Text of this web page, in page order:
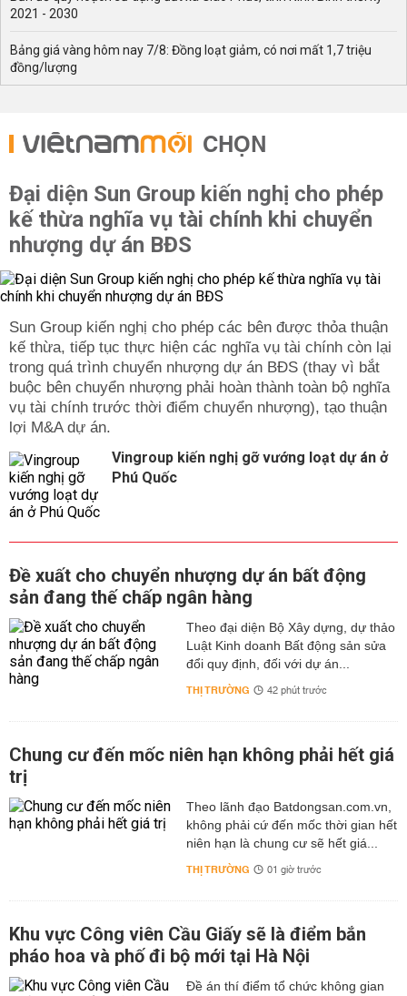
2021 - 2030
Bảng giá vàng hôm nay 7/8: Đồng loạt giảm, có nơi mất 1,7 triệu
đồng/lượng
CHỌN
Đại diện Sun Group kiến nghị cho phép
kế thừa nghĩa vụ tài chính khi chuyển
nhượng dự án BĐS
Sun Group kiến nghị cho phép các bên được thỏa thuận
kế thừa, tiếp tục thực hiện các nghĩa vụ tài chính còn lại
trong quá trình chuyển nhượng dự án BĐS (thay vì bắt
buộc bên chuyển nhượng phải hoàn thành toàn bộ nghĩa
vụ tài chính trước thời điểm chuyển nhượng), tạo thuận
lợi M&A dự án.
Vingroup kiến nghị gỡ vướng loạt dự án ở
Phú Quốc
Đề xuất cho chuyển nhượng dự án bất động
sản đang thế chấp ngân hàng
Theo đại diện Bộ Xây dựng, dự thảo
Luật Kinh doanh Bất động sản sửa
đổi quy định, đối với dự án...
THỊ TRƯỜNG 42 phút trước
Chung cư đến mốc niên hạn không phải hết giá
trị
Theo lãnh đạo Batdongsan.com.vn,
không phải cứ đến mốc thời gian hết
niên hạn là chung cư sẽ hết giá...
THỊ TRƯỜNG 01 giờ trước
Khu vực Công viên Cầu Giấy sẽ là điểm bắn
pháo hoa và phố đi bộ mới tại Hà Nội
Đề án thí điểm tổ chức không gian